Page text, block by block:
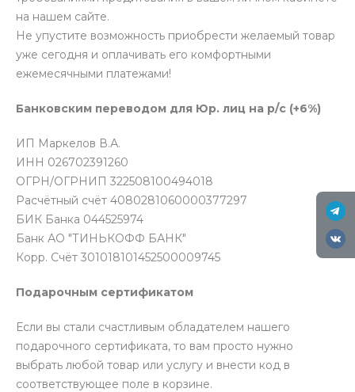
на нашем сайте.
Не упустите возможность приобрести желаемый товар
уже сегодня и оплачивать его комфортными
ежемесячными платежами!
Банковским переводом для Юр. лиц на р/с (+6%)
ИП Маркелов В.А.
ИНН 026702391260
ОГРН/ОГРНИП 322508100494018
Расчётный счёт 4080281060000377297
БИК Банка 044525974
Банк АО "ТИНЬКОФФ БАНК"
Корр. Счёт 301018101452500009745
Подарочным сертификатом
Если вы стали счастливым обладателем нашего
подарочного сертификата, то вам просто нужно
выбрать любой товар или услугу и внести код в
соответствующее поле в корзине.